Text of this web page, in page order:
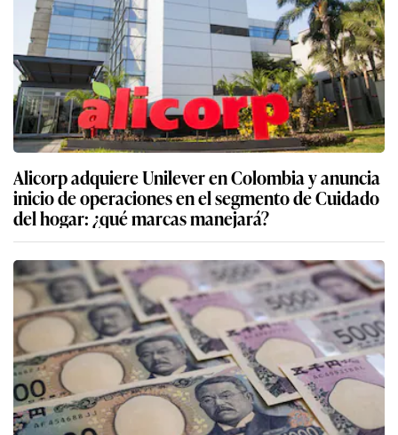
Alicorp adquiere Unilever en Colombia y anuncia
inicio de operaciones en el segmento de Cuidado
del hogar: ¿qué marcas manejará?